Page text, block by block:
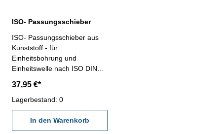
ISO- Passungsschieber
ISO- Passungsschieber aus
Kunststoff - für
Einheitsbohrung und
Einheitswelle nach ISO DIN
schwarzgedruckt
37,95 €*
Lagerbestand: 0
In den Warenkorb